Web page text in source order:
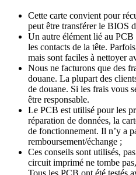
Cette carte convient pour
peut être transférer le BIOS
Un autre élément lié au
les contacts de la tête.
mais sont faciles à nettoyer
Nous ne facturons que des
douane. La plupart des
de douane. Si les frais vous
être responsable.
Le PCB est utilisé pour les
réparation de données, la
de fonctionnement. Il n’y a
remboursement/échange ;
Ces conseils sont utilisés,
circuit imprimé ne tombe